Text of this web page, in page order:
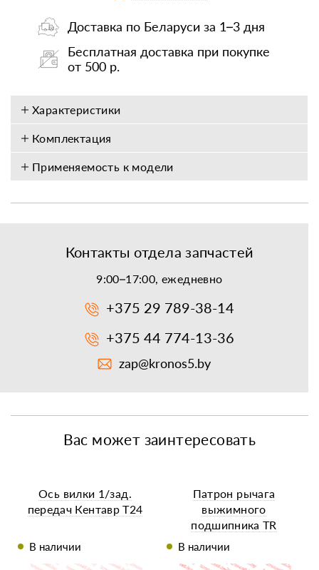
Доставка по Беларуси за 1–3 дня
Бесплатная доставка при покупке
от 500 р.
Характеристики
Комплектация
Применяемость к модели
Контакты отдела запчастей
9:00–17:00, ежедневно
+375 29 789-38-14
+375 44 774-13-36
zap@kronos5.by
Вас может заинтересовать
Ось вилки 1/зад.
передач Кентавр Т24
В наличии
Патрон рычага
выжимного
подшипника TR
В наличии